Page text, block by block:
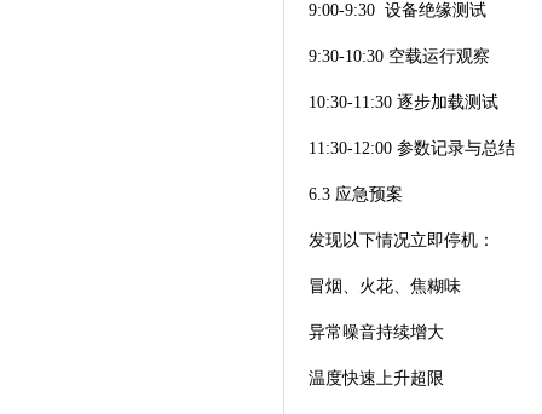
9:00-9:30 设备绝缘测试
9:30-10:30 空载运行观察
10:30-11:30 逐步加载测试
11:30-12:00 参数记录与总结
6.3 应急预案
发现以下情况立即停机：
冒烟、火花、焦糊味
异常噪音持续增大
温度快速上升超限